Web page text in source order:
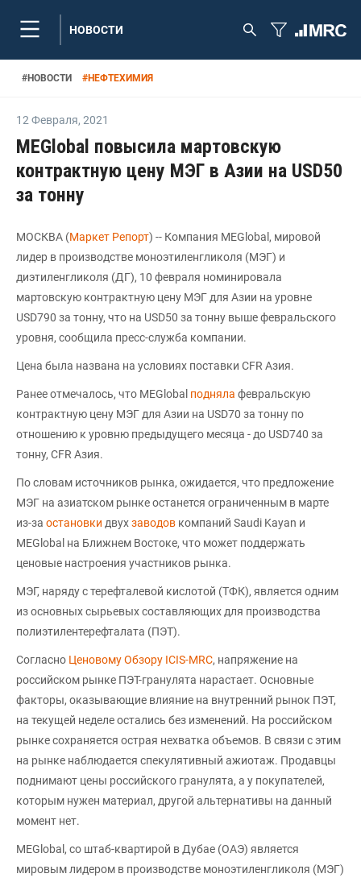
НОВОСТИ
#НОВОСТИ #НЕФТЕХИМИЯ
12 Февраля, 2021
MEGlobal повысила мартовскую
контрактную цену МЭГ в Азии на USD50
за тонну
МОСКВА (Маркет Репорт) -- Компания MEGlobal, мировой
лидер в производстве моноэтиленгликоля (МЭГ) и
диэтиленгликоля (ДГ), 10 февраля номинировала
мартовскую контрактную цену МЭГ для Азии на уровне
USD790 за тонну, что на USD50 за тонну выше февральского
уровня, сообщила пресс-служба компании.
Цена была названа на условиях поставки CFR Азия.
Ранее отмечалось, что MEGlobal подняла февральскую
контрактную цену МЭГ для Азии на USD70 за тонну по
отношению к уровню предыдущего месяца - до USD740 за
тонну, CFR Азия.
По словам источников рынка, ожидается, что предложение
МЭГ на азиатском рынке останется ограниченным в марте
из-за остановки двухзаводов компаний Saudi Kayan и
MEGlobal на Ближнем Востоке, что может поддержать
ценовые настроения участников рынка.
МЭГ, наряду с терефталевой кислотой (ТФК), является одним
из основных сырьевых составляющих для производства
полиэтилентерефталата (ПЭТ).
Согласно Ценовому Обзору ICIS-MRC, напряжение на
российском рынке ПЭТ-гранулята нарастает. Основные
факторы, оказывающие влияние на внутренний рынок ПЭТ,
на текущей неделе остались без изменений. На российском
рынке сохраняется острая нехватка объемов. В связи с этим
на рынке наблюдается спекулятивный ажиотаж. Продавцы
поднимают цены российского гранулята, а у покупателей,
которым нужен материал, другой альтернативы на данный
момент нет.
MEGlobal, со штаб-квартирой в Дубае (ОАЭ) является
мировым лидером в производстве моноэтиленгликоля (МЭГ)